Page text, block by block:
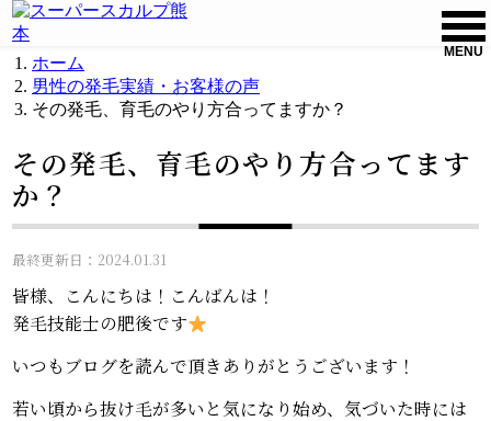
MENU
ホーム
男性の発毛実績・お客様の声
その発毛、育毛のやり方合ってますか？
その発毛、育毛のやり方合ってます
か？
最終更新日：2024.01.31
皆様、こんにちは！こんばんは！
発毛技能士の肥後です
いつもブログを読んで頂きありがとうございます！
若い頃から抜け毛が多いと気になり始め、気づいた時には